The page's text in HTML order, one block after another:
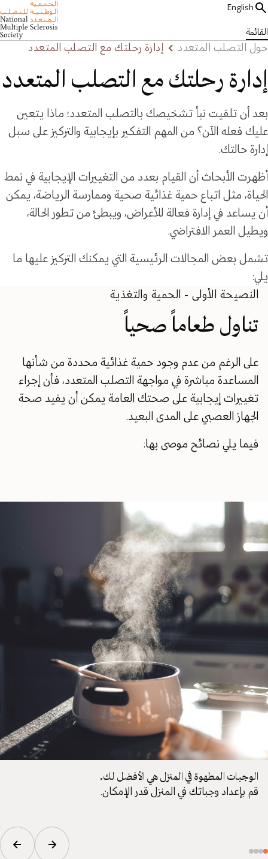
English
القائمة
حول التصلب المتعدد إدارة رحلتك مع التصلب المتعدد
إدارة رحلتك مع التصلب المتعدد
بعد أن تلقيت نبأ تشخيصك بالتصلب المتعدد؛ ماذا يتعين
عليك فعله الآن؟ من المهم التفكير بإيجابية والتركيز على سبل
إدارة حالتك.
أظهرت الأبحاث أن القيام بعدد من التغييرات الإيجابية في نمط
الحياة، مثل اتباع حمية غذائية صحية وممارسة الرياضة، يمكن
أن يساعد في إدارة فعالة للأعراض، ويبطئ من تطور الحالة،
ويطيل العمر الافتراضي.
تشمل بعض المجالات الرئيسية التي يمكنك التركيز عليها ما
يلي:
النصيحة الأولى - الحمية والتغذية
تناول طعاماً صحياً
على الرغم من عدم وجود حمية غذائية محددة من شأنها
المساعدة مباشرة في مواجهة التصلب المتعدد، فأن إجراء
تغييرات إيجابية على صحتك العامة يمكن أن يفيد صحة
الجهاز العصبي على المدى البعيد.
فيما يلي نصائح موصى بها:
الوجبات المطهوة في المنزل هي الأفضل لك.
قم بإعداد وجباتك في المنزل قدر الإمكان.